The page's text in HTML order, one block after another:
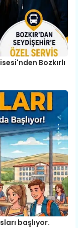
Bozkırlı
başlıyor.